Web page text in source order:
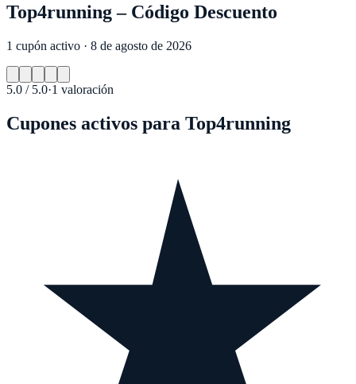
Top4running – Código Descuento
1 cupón activo · 8 de agosto de 2026
5.0 / 5.0·1 valoración
Cupones activos para Top4running